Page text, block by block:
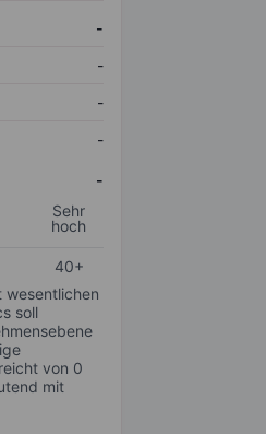
-
-
-
-
-
Sehr
hoch
40+
wesentlichen
soll
von 0
mit